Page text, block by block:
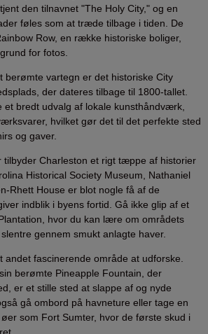
den tilnavnet "The Holy City," og en
føles som at træde tilbage i tiden. De
Row, en række historiske boliger,
for fotos.
berømte vartegn er det historiske City
der dateres tilbage til 1800-tallet.
et bredt udvalg af lokale kunsthåndværk,
hvilket gør det til det perfekte sted
og gaver.
tilbyder Charleston et rigt tæppe af historier
Historical Society Museum, Nathaniel
Rhett House er blot nogle få af de
indblik i byens fortid. Gå ikke glip af et
hvor du kan lære om områdets
gennem smukt anlagte haver.
andet fascinerende område at udforske.
berømte Pineapple Fountain, der
er et stille sted at slappe af og nyde
gå ombord på havneture eller tage en
som Fort Sumter, hvor de første skud i